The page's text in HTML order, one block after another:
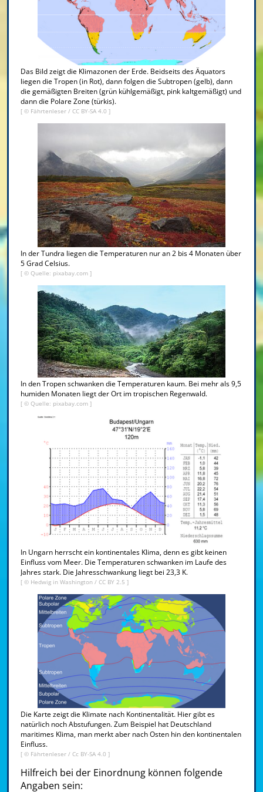
Das Bild zeigt die Klimazonen der Erde. Beidseits des Äquators
liegen die Tropen (in Rot), dann folgen die Subtropen (gelb), dann
die gemäßigten Breiten (grün kühlgemäßigt, pink kaltgemäßigt) und
dann die Polare Zone (türkis).
[ © Fährtenleser / CC BY-SA 4.0 ]
In der Tundra liegen die Temperaturen nur an 2 bis 4 Monaten über
5 Grad Celsius.
[ © Quelle: pixabay.com ]
In den Tropen schwanken die Temperaturen kaum. Bei mehr als 9,5
humiden Monaten liegt der Ort im tropischen Regenwald.
[ © Quelle: pixabay.com ]
In Ungarn herrscht ein kontinentales Klima, denn es gibt keinen
Einfluss vom Meer. Die Temperaturen schwanken im Laufe des
Jahres stark. Die Jahresschwankung liegt bei 23,3 K.
[ © Hedwig in Washington / CC BY 2.5 ]
Die Karte zeigt die Klimate nach Kontinentalität. Hier gibt es
natürlich noch Abstufungen. Zum Beispiel hat Deutschland
maritimes Klima, man merkt aber nach Osten hin den kontinentalen
Einfluss.
[ © Fährtenleser / Cc BY-SA 4.0 ]
Hilfreich bei der Einordnung können folgende
Angaben sein: